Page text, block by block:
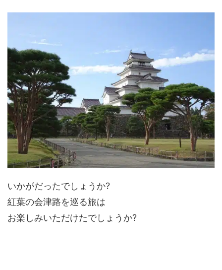
いかがだったでしょうか?
紅葉の会津路を巡る旅は
お楽しみいただけたでしょうか?